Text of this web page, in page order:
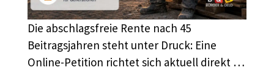
Die abschlagsfreie Rente nach 45
Beitragsjahren steht unter Druck: Eine
Online-Petition richtet sich aktuell direkt …